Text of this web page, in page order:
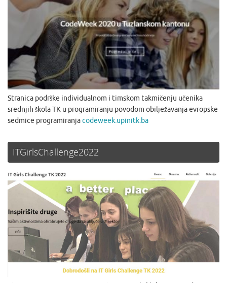
Stranica podrške individualnom i timskom takmičenju učenika
srednjih škola TK u programiranju povodom obilježavanja evropske
sedmice programiranjacodeweek.upinitk.ba
ITGirlsChallenge2022